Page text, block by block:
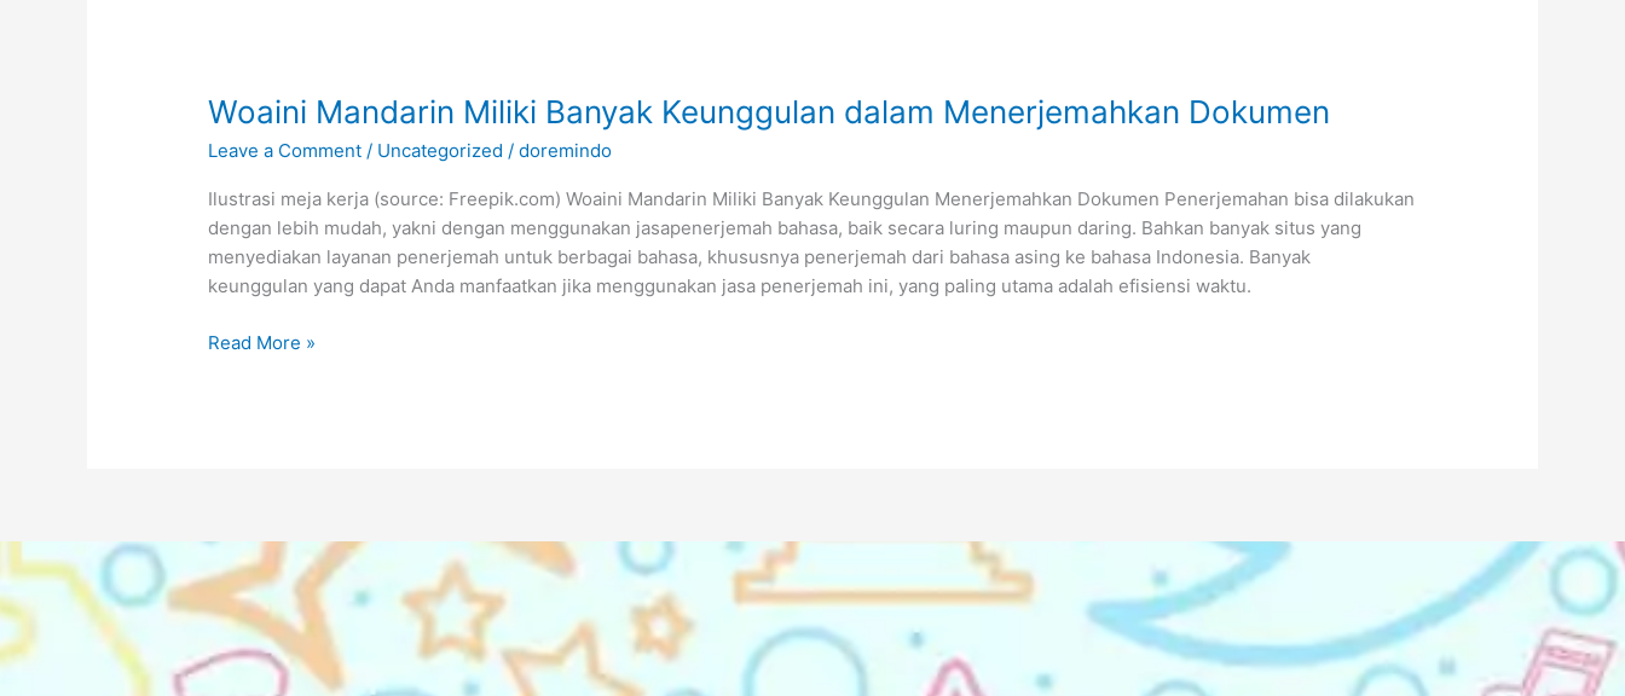
Woaini Mandarin Miliki Banyak Keunggulan dalam Menerjemahkan Dokumen
Leave a Comment / Uncategorized /doremindo
Ilustrasi meja kerja (source: Freepik.com) Woaini Mandarin Miliki Banyak Keunggulan Menerjemahkan Dokumen Penerjemahan bisa dilakukan
dengan lebih mudah, yakni dengan menggunakan jasapenerjemah bahasa, baik secara luring maupun daring. Bahkan banyak situs yang
menyediakan layanan penerjemah untuk berbagai bahasa, khususnya penerjemah dari bahasa asing ke bahasa Indonesia. Banyak
keunggulan yang dapat Anda manfaatkan jika menggunakan jasa penerjemah ini, yang paling utama adalah efisiensi waktu.
Woaini
Miliki
Banyak
Keunggulan
dalam
Menerjemahkan
Read More »